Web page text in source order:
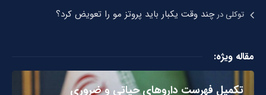
توکلیدرچند وقت یکبار باید پروتز مو را تعویض کرد؟
مقاله ویژه:
تکمیل فهرست داروهای حیاتی و ضروری